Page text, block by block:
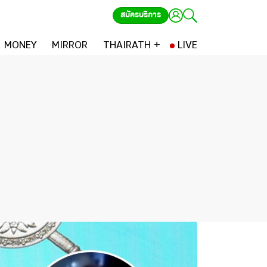
สมัครบริการ
MONEY MIRROR THAIRATH + LIVE